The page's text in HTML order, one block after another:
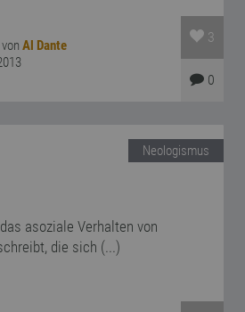
vonAl Dante
3
0
Neologismus
asoziale Verhalten von
die sich (...)